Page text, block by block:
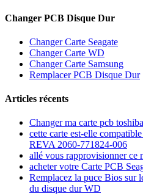
Changer PCB Disque Dur
Changer Carte Seagate
Changer Carte WD
Changer Carte Samsung
Remplacer PCB Disque Dur
Articles récents
Changer ma carte pcb
cette carte est-elle
REVA 2060-771824-006
allé vous rapprovisionner ce
acheter votre Carte PCB
Remplacez la puce Bios sur
du disque dur WD